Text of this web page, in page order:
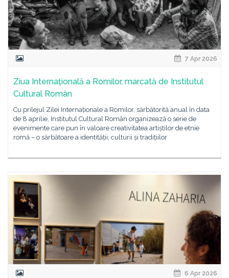
7 Apr 2026
Ziua Internațională a Romilor, marcată de Institutul
Cultural Român
Cu prilejul Zilei Internaționale a Romilor, sărbătorită anual în data
de 8 aprilie, Institutul Cultural Român organizează o serie de
evenimente care pun în valoare creativitatea artiștilor de etnie
romă – o sărbătoare a identității, culturii și tradițiilor
6 Apr 2026